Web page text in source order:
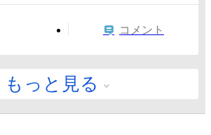
コメント
もっと見る